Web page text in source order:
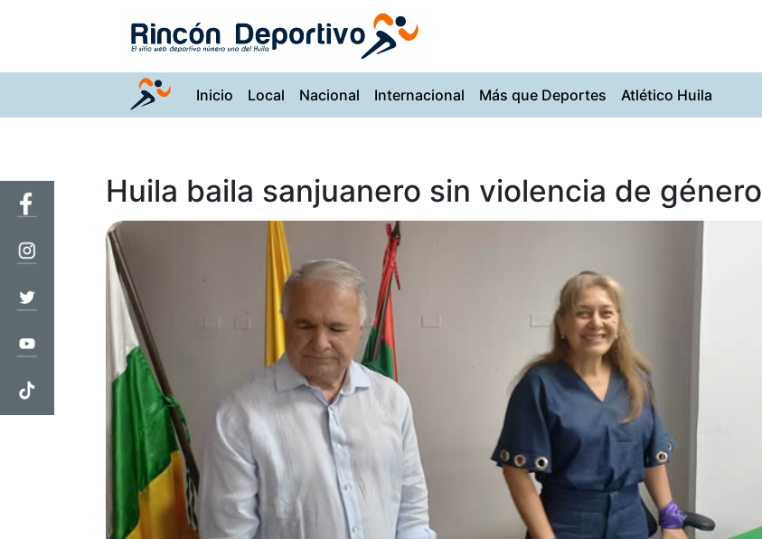
Inicio (current)
Local Nacional Internacional Más que Deportes Atlético Huila
Huila baila sanjuanero sin violencia de género